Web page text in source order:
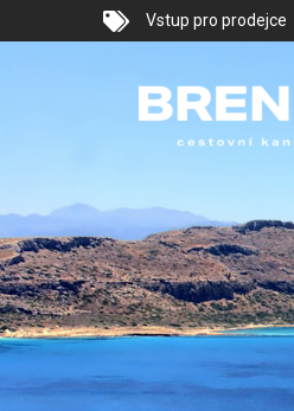
Vstup pro prodejce